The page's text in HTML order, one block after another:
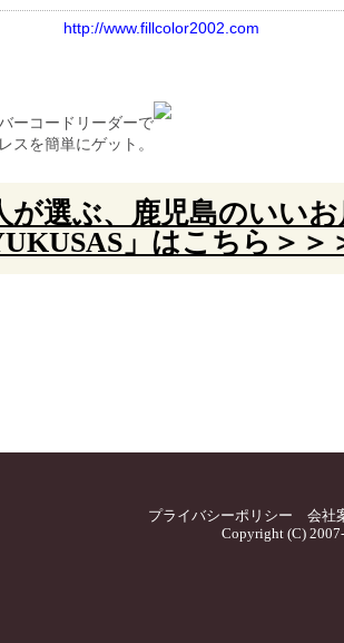
http://www.fillcolor2002.com
ーコードリーダーで
スを簡単にゲット。
が選ぶ、鹿児島のいい
」はこちら＞＞
プライバシーポリシー
会社
Copyright (C)